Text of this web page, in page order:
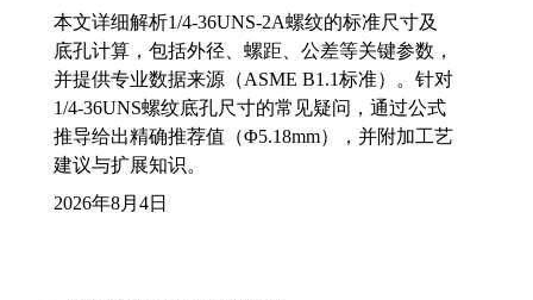
本文详细解析1/4-36UNS-2A螺纹的标准尺寸及
底孔计算，包括外径、螺距、公差等关键参数，
并提供专业数据来源（ASME B1.1标准）。针对
1/4-36UNS螺纹底孔尺寸的常见疑问，通过公式
推导给出精确推荐值（Φ5.18mm），并附加工艺
建议与扩展知识。
2026年8月4日